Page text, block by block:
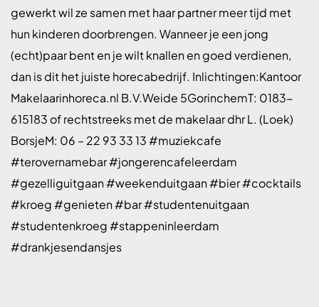
gewerkt wil ze samen met haar partner meer tijd met
hun kinderen doorbrengen. Wanneer je een jong
(echt)paar bent en je wilt knallen en goed verdienen,
dan is dit het juiste horecabedrijf. Inlichtingen:Kantoor
Makelaarinhoreca.nl B.V.Weide 5GorinchemT: 0183-
615183 of rechtstreeks met de makelaar dhr L. (Loek)
BorsjeM: 06 – 22 93 33 13 #muziekcafe
#terovernamebar #jongerencafeleerdam
#gezelliguitgaan #weekenduitgaan #bier #cocktails
#kroeg #genieten #bar #studentenuitgaan
#studentenkroeg #stappeninleerdam
#drankjesendansjes